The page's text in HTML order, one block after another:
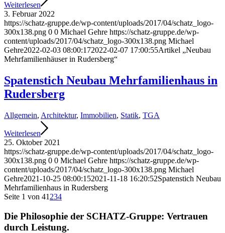
Weiterlesen
3. Februar 2022
https://schatz-gruppe.de/wp-content/uploads/2017/04/schatz_logo-
300x138.png 0 0 Michael Gehre https://schatz-gruppe.de/wp-
content/uploads/2017/04/schatz_logo-300x138.png Michael
Gehre2022-02-03 08:00:172022-02-07 17:00:55Artikel „Neubau
Mehrfamilienhäuser in Rudersberg“
Spatenstich Neubau Mehrfamilienhaus in
Rudersberg
Allgemein, Architektur, Immobilien, Statik, TGA
Weiterlesen
25. Oktober 2021
https://schatz-gruppe.de/wp-content/uploads/2017/04/schatz_logo-
300x138.png 0 0 Michael Gehre https://schatz-gruppe.de/wp-
content/uploads/2017/04/schatz_logo-300x138.png Michael
Gehre2021-10-25 08:00:152021-11-18 16:20:52Spatenstich Neubau
Mehrfamilienhaus in Rudersberg
Seite 1 von 41 234
Die Philosophie der SCHATZ-Gruppe: Vertrauen
durch Leistung.